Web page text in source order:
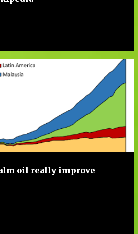
oil really improve